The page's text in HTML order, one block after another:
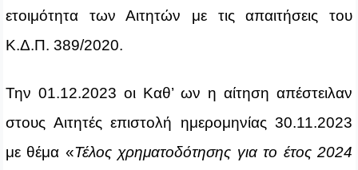
ετοιμότητα των Αιτητών με τις απαιτήσεις του
Κ.Δ.Π. 389/2020.
Την 01.12.2023 οι Καθ’ ων η αίτηση απέστειλαν
στους Αιτητές επιστολή ημερομηνίας 30.11.2023
με θέμα «Τέλος χρηματοδότησης για το έτος 2024